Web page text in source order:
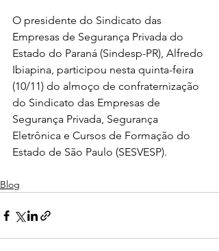
O presidente do Sindicato das
Empresas de Segurança Privada do
Estado do Paraná (Sindesp-PR), Alfredo
Ibiapina, participou nesta quinta-feira
(10/11) do almoço de confraternização
do Sindicato das Empresas de
Segurança Privada, Segurança
Eletrônica e Cursos de Formação do
Estado de São Paulo (SESVESP).
Blog